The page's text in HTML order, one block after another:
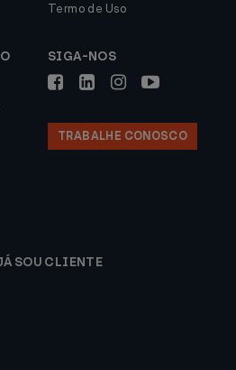
Termo de Uso
SIGA-NOS
TRABALHE CONOSCO
SOU CLIENTE